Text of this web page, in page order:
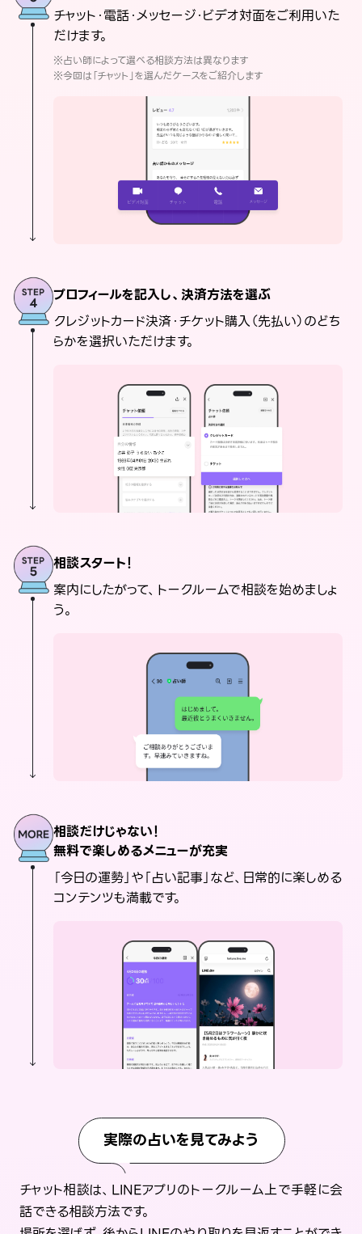
チャット・電話・メッセージ・ビデオ対面をご利用いた
だけます。
※占い師によって選べる相談方法は異なります
※今回は「チャット」を選んだケースをご紹介します
プロフィールを記入し、決済方法を選ぶ
クレジットカード決済・チケット購入（先払い）のどち
らかを選択いただけます。
相談スタート！
案内にしたがって、トークルームで相談を始めましょ
う。
相談だけじゃない！
無料で楽しめるメニューが充実
「今日の運勢」や「占い記事」など、日常的に楽しめる
コンテンツも満載です。
実際の占いを見てみよう
チャット相談は、LINEアプリのトークルーム上で手軽に会
話できる相談方法です。